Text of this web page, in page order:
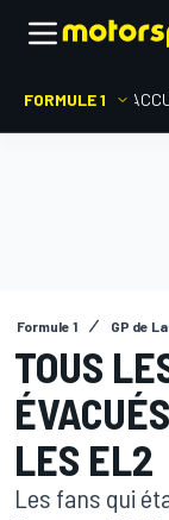
FORMULE 1
Formule 1 GP de
TOUS
LES EL2
Les fans qui